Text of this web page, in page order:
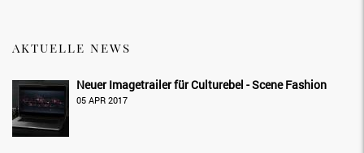
AKTUELLE NEWS
Neuer Imagetrailer für Culturebel - Scene Fashion
05 APR 2017